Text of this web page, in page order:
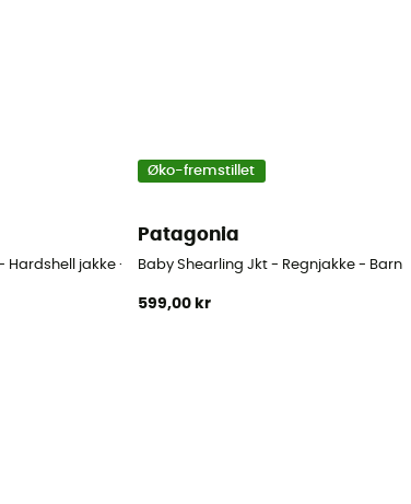
Hardshell jakke - Barn
Øko-fremstillet
Patagonia
Baby Shearling Jkt - Regnjakke - Barn
599,00 kr